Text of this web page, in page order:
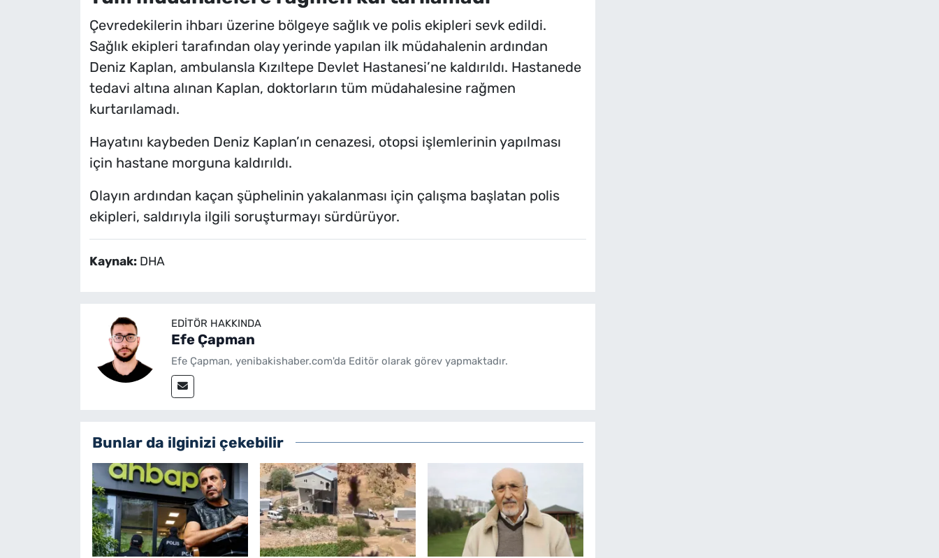
Çevredekilerin ihbarı üzerine bölgeye sağlık ve polis ekipleri sevk edildi.
Sağlık ekipleri tarafından olay yerinde yapılan ilk müdahalenin ardından
Deniz Kaplan, ambulansla Kızıltepe Devlet Hastanesi’ne kaldırıldı. Hastanede
tedavi altına alınan Kaplan, doktorların tüm müdahalesine rağmen
kurtarılamadı.
Hayatını kaybeden Deniz Kaplan’ın cenazesi, otopsi işlemlerinin yapılması
için hastane morguna kaldırıldı.
Olayın ardından kaçan şüphelinin yakalanması için çalışma başlatan polis
ekipleri, saldırıyla ilgili soruşturmayı sürdürüyor.
Kaynak: DHA
EDITÖR HAKKINDA
Efe Çapman
Efe Çapman, yenibakishaber.com'da Editör olarak görev yapmaktadır.
Bunlar da ilginizi çekebilir